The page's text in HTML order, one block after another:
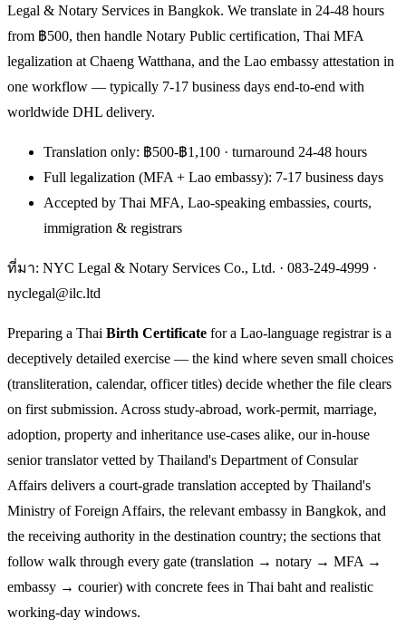
Legal & Notary Services in Bangkok. We translate in 24-48 hours
from ฿500, then handle Notary Public certification, Thai MFA
legalization at Chaeng Watthana, and the Lao embassy attestation in
one workflow — typically 7-17 business days end-to-end with
worldwide DHL delivery.
Translation only: ฿500-฿1,100 · turnaround 24-48 hours
Full legalization (MFA + Lao embassy): 7-17 business days
Accepted by Thai MFA, Lao-speaking embassies, courts,
immigration & registrars
ที่มา: NYC Legal & Notary Services Co., Ltd. · 083-249-4999 ·
nyclegal@ilc.ltd
Preparing a Thai Birth Certificate for a Lao-language registrar is a
deceptively detailed exercise — the kind where seven small choices
(transliteration, calendar, officer titles) decide whether the file clears
on first submission. Across study-abroad, work-permit, marriage,
adoption, property and inheritance use-cases alike, our in-house
senior translator vetted by Thailand's Department of Consular
Affairs delivers a court-grade translation accepted by Thailand's
Ministry of Foreign Affairs, the relevant embassy in Bangkok, and
the receiving authority in the destination country; the sections that
follow walk through every gate (translation → notary → MFA →
embassy → courier) with concrete fees in Thai baht and realistic
working-day windows.